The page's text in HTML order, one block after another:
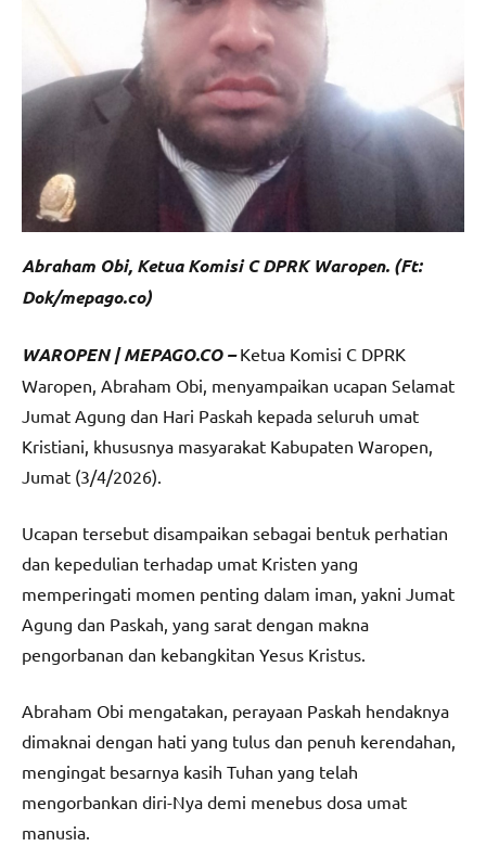
Abraham Obi, Ketua Komisi C DPRK Waropen. (Ft:
Dok/mepago.co)
WAROPEN | MEPAGO.CO – Ketua Komisi C DPRK
Waropen, Abraham Obi, menyampaikan ucapan Selamat
Jumat Agung dan Hari Paskah kepada seluruh umat
Kristiani, khususnya masyarakat Kabupaten Waropen,
Jumat (3/4/2026).
Ucapan tersebut disampaikan sebagai bentuk perhatian
dan kepedulian terhadap umat Kristen yang
memperingati momen penting dalam iman, yakni Jumat
Agung dan Paskah, yang sarat dengan makna
pengorbanan dan kebangkitan Yesus Kristus.
Abraham Obi mengatakan, perayaan Paskah hendaknya
dimaknai dengan hati yang tulus dan penuh kerendahan,
mengingat besarnya kasih Tuhan yang telah
mengorbankan diri-Nya demi menebus dosa umat
manusia.